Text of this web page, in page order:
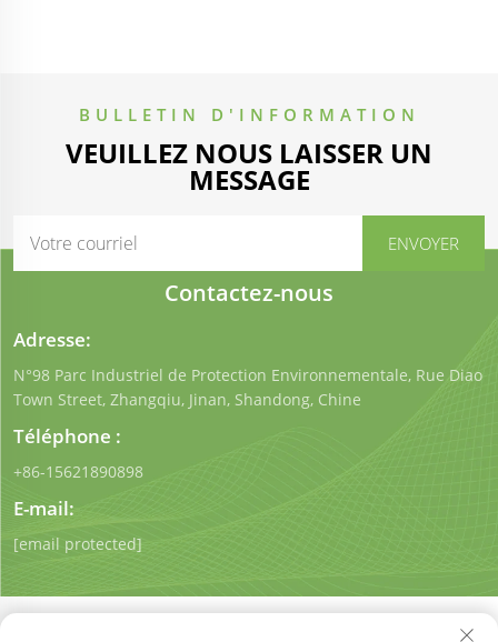
BULLETIN D'INFORMATION
VEUILLEZ NOUS LAISSER UN
MESSAGE
Contactez-nous
Adresse:
N°98 Parc Industriel de Protection Environnementale, Rue Diao
Town Street, Zhangqiu, Jinan, Shandong, Chine
Téléphone :
+86-15621890898
E-mail:
[email protected]